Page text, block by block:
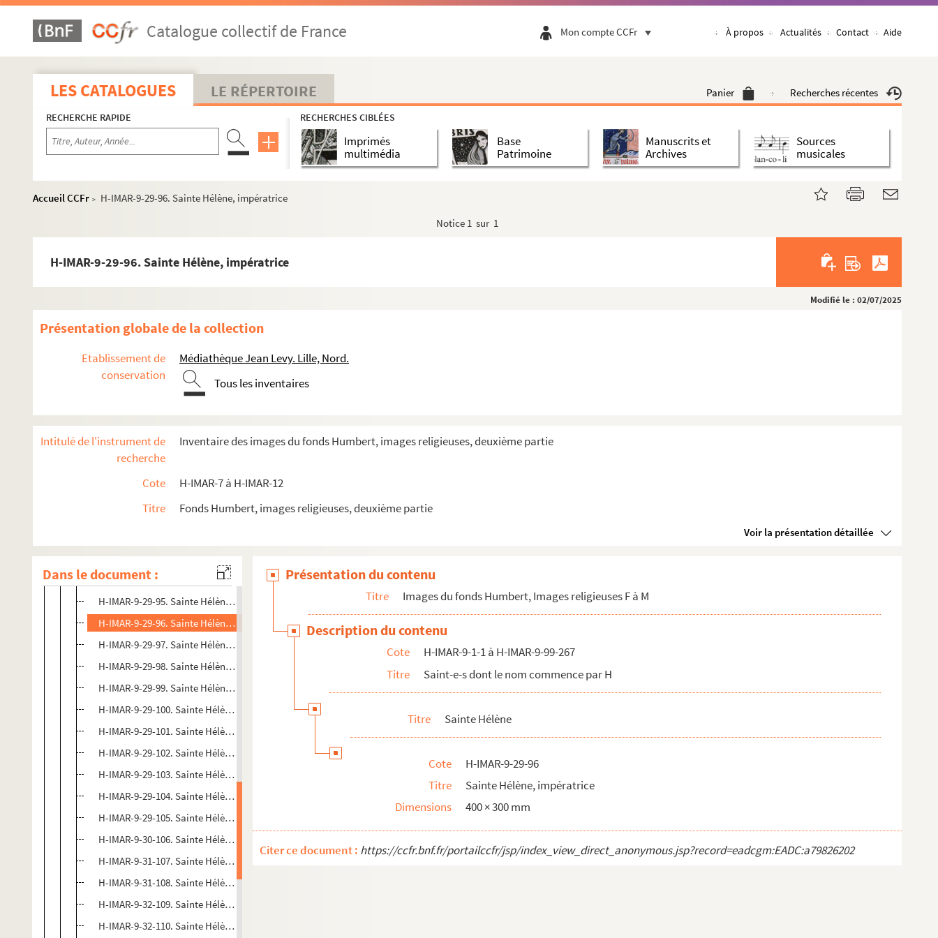
Catalogue collectif de France Mon compte CCFr À propos Actualités Contact Aide
LES CATALOGUES LE RÉPERTOIRE Panier Recherches récentes
RECHERCHE RAPIDE RECHERCHES CIBLÉES
Imprimés
multimédia
Base
Patrimoine
Manuscrits et
Archives
Sources
musicales
Accueil CCFr >
H-IMAR-9-29-96. Sainte Hélène, impératrice
Notice 1 sur 1
H-IMAR-9-29-96. Sainte Hélène, impératrice
Modifié le : 02/07/2025
Présentation globale de la collection
Etablissement de
conservation
Médiathèque Jean Levy. Lille, Nord.
Tous les inventaires
Intitulé de l'instrument de
recherche
Inventaire des images du fonds Humbert, images religieuses, deuxième partie
Cote
H-IMAR-7 à H-IMAR-12
Titre
Fonds Humbert, images religieuses, deuxième partie
Voir la présentation détaillée
Dans le document :
Saints Henri
Sainte Henriette
H-IMAR-9-23-64. Saint Herculan, martyr à Rome
H-IMAR-9-23-65. Saint Herculan, martyr à Rome
H-IMAR-9-23-66. Saint Herculan, évêque de Pérouse
Sainte Hedwidge ou Edwige
H-IMAR-9-27-79. Sainte Hélène, impératrice
H-IMAR-9-27-82. Sainte Hélène, impératrice
H-IMAR-9-28-84. Sainte Hélène, impératrice
H-IMAR-9-28-85. Sainte Hélène, impératrice
H-IMAR-9-28-87. Sainte Hélène, impératrice
H-IMAR-9-28-88. Sainte Hélène, impératrice
H-IMAR-9-28-91. Sainte Hélène, impératrice
H-IMAR-9-29-93. Sainte Hélène, impératrice
H-IMAR-9-29-94. Sainte Hélène, impératrice
H-IMAR-9-29-95. Sainte Hélène, impératrice
H-IMAR-9-29-96. Sainte Hélène, impératrice
H-IMAR-9-29-97. Sainte Hélène, impératrice
H-IMAR-9-29-98. Sainte Hélène, impératrice
H-IMAR-9-29-99. Sainte Hélène, impératrice
H-IMAR-9-29-100. Sainte Hélène, impératrice
H-IMAR-9-29-101. Sainte Hélène, impératrice
H-IMAR-9-29-102. Sainte Hélène, impératrice
H-IMAR-9-29-103. Sainte Hélène, impératrice
H-IMAR-9-29-104. Sainte Hélène, impératrice
H-IMAR-9-29-105. Sainte Hélène, impératrice
H-IMAR-9-30-106. Sainte Hélène, impératrice
H-IMAR-9-31-107. Sainte Hélène, impératrice
H-IMAR-9-31-108. Sainte Hélène, impératrice
H-IMAR-9-32-109. Sainte Hélène, impératrice
H-IMAR-9-32-110. Sainte Hélène, impératrice
Présentation du contenu
Titre Images du fonds Humbert, Images religieuses F à M
Description du contenu
Cote
H-IMAR-9-1-1 à H-IMAR-9-99-267
Titre
Saint-e-s dont le nom commence par H
Titre Sainte Hélène
Cote
H-IMAR-9-29-96
Titre
Sainte Hélène, impératrice
Dimensions
400 × 300 mm
Citer ce document : https://ccfr.bnf.fr/portailccfr/jsp/index_view_direct_anonymous.jsp?record=eadcgm:EADC:a79826202